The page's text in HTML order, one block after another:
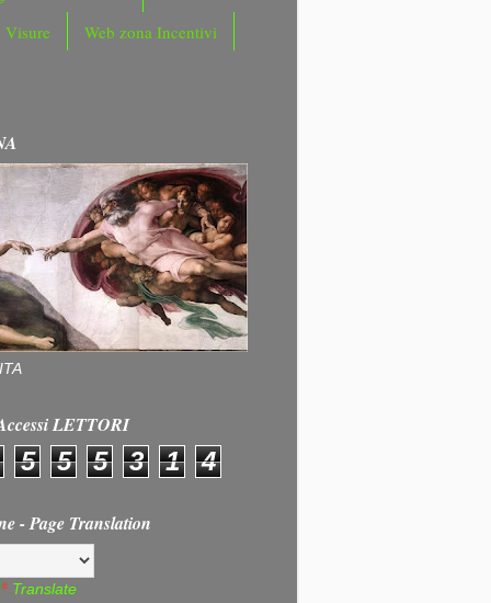
Visure
Web zona Incentivi
LETTORI
5 5 5 3 1 4
- Page Translation
Translate